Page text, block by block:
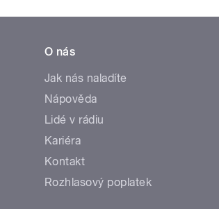
O nás
Jak nás naladíte
Nápověda
Lidé v rádiu
Kariéra
Kontakt
Rozhlasový poplatek